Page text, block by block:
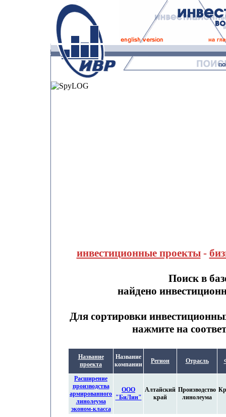
инвестиционные проекты-
Поиск в
найдено
Для сортировки
нажмите на
Название
проекта
Название
компании
Регион Отрасль
Расширение
производства
армированного
линолеума
эконом-класса
ООО
"БиЛин"
Алтайский
край
Производство
линолеума